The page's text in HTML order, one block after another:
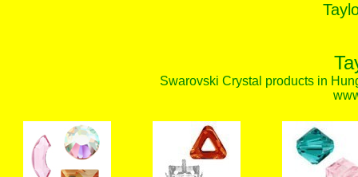
Swarovski Crystal products in